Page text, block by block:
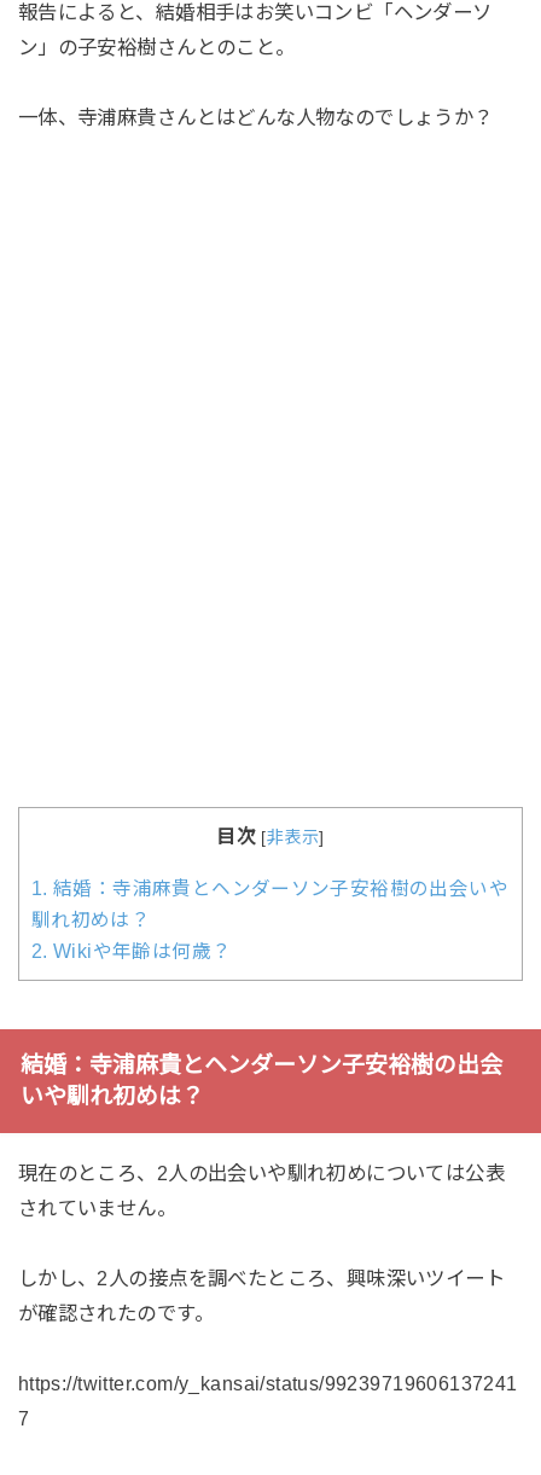
報告によると、結婚相手はお笑いコンビ「ヘンダーソ
ン」の子安裕樹さんとのこと。
一体、寺浦麻貴さんとはどんな人物なのでしょうか？
目次 [非表示]
1. 結婚：寺浦麻貴とヘンダーソン子安裕樹の出会いや
馴れ初めは？
2. Wikiや年齢は何歳？
結婚：寺浦麻貴とヘンダーソン子安裕樹の出会
いや馴れ初めは？
現在のところ、2人の出会いや馴れ初めについては公表
されていません。
しかし、2人の接点を調べたところ、興味深いツイート
が確認されたのです。
https://twitter.com/y_kansai/status/99239719606137241
7